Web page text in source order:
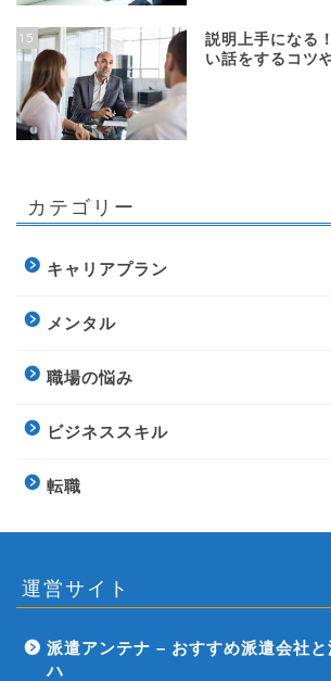
15
説明上手になる
い話をするコツ
カテゴリー
キャリアプラン
メンタル
職場の悩み
ビジネススキル
転職
運営サイト
派遣アンテナ – おすすめ派遣会社と
ハ